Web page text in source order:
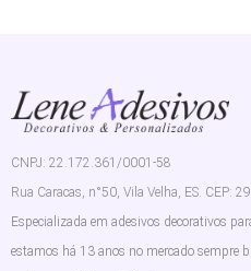
CNPJ: 22.172.361/0001-58
Rua Caracas, n°50, Vila Velha, ES. CEP:
Especializada em adesivos decorativos
estamos há 13 anos no mercado sempre